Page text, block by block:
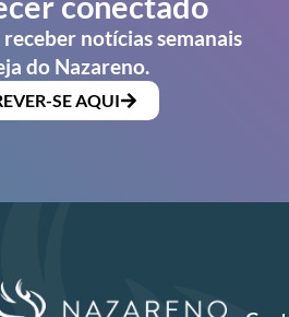
notícias semanais
do Nazareno.
SE AQUI